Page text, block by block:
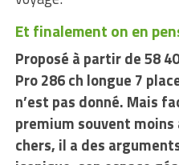
Et finalement on en
Proposé à partir de 58
Pro 286 ch longue 7
n’est pas donné. Mais
premium souvent
chers, il a des